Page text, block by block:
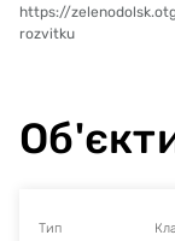
https://
rozvitku
Тип